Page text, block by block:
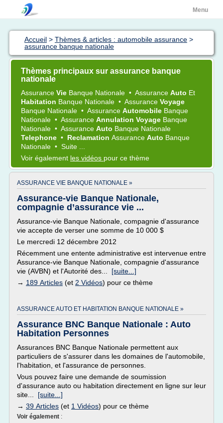
Menu
Accueil > Thèmes & articles : automobile assurance >
assurance banque nationale
Thèmes principaux sur assurance banque
nationale
Assurance Vie Banque Nationale • Assurance Auto Et
Habitation Banque Nationale • Assurance Voyage
Banque Nationale • Assurance Automobile Banque
Nationale • Assurance Annulation Voyage Banque
Nationale • Assurance Auto Banque Nationale
Telephone • Reclamation Assurance Auto Banque
Nationale • Suite ...
Voir également les vidéos pour ce thème
ASSURANCE VIE BANQUE NATIONALE »
Assurance-vie Banque Nationale,
compagnie d’assurance vie ...
Assurance-vie Banque Nationale, compagnie d'assurance
vie accepte de verser une somme de 10 000 $
Le mercredi 12 décembre 2012
Récemment une entente administrative est intervenue entre
Assurance-vie Banque Nationale, compagnie d'assurance
vie (AVBN) et l'Autorité des... [suite...]
→ 189 Articles (et 2 Vidéos) pour ce thème
ASSURANCE AUTO ET HABITATION BANQUE NATIONALE »
Assurance BNC Banque Nationale : Auto
Habitation Personnes
Assurances BNC Banque Nationale permettent aux
particuliers de s'assurer dans les domaines de l'automobile,
l'habitation, et l'assurance de personnes.
Vous pouvez faire une demande de soumission
d'assurance auto ou habitation directement en ligne sur leur
site... [suite...]
→ 39 Articles (et 1 Vidéos) pour ce thème
Voir également :